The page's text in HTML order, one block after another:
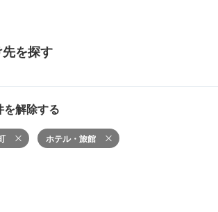
を探す
解除する
ホテル・旅館